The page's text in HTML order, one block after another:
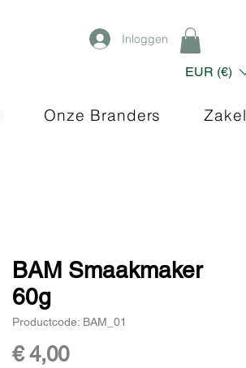
Inloggen
EUR (€)
Onze Branders
BAM Smaakmaker
60g
Productcode: BAM_01
€ 4,00Prijs